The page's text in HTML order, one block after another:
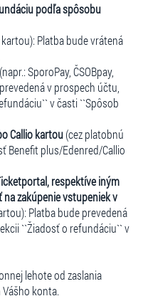
podľa spôsobu
Platba bude vrátená
(napr.: SporoPay, ČSOBpay,
v prospech účtu,
v časti ``Spôsob
Callio kartou(cez platobnú
Benefit plus/Edenred/Callio
respektíve iným
zakúpenie vstupeniek v
Platba bude prevedená
``Žiadosť o refundáciu`` v
lehote od zaslania
konta.